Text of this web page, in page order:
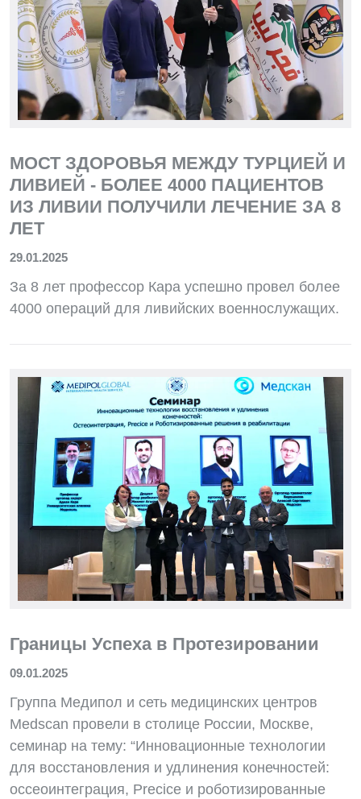
МОСТ ЗДОРОВЬЯ МЕЖДУ ТУРЦИЕЙ И
ЛИВИЕЙ - БОЛЕЕ 4000 ПАЦИЕНТОВ
ИЗ ЛИВИИ ПОЛУЧИЛИ ЛЕЧЕНИЕ ЗА 8
ЛЕТ
29.01.2025
За 8 лет профессор Кара успешно провел более
4000 операций для ливийских военнослужащих.
Границы Успеха в Протезировании
09.01.2025
Группа Медипол и сеть медицинских центров
Medscan провели в столице России, Москве,
семинар на тему: “Инновационные технологии
для восстановления и удлинения конечностей:
оссеоинтеграция, Precice и роботизированные